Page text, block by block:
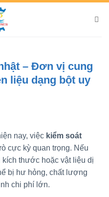
– Đơn vị cung
liệu dạng bột uy
nay, việc kiểm soát
cực kỳ quan trọng. Nếu
kích thước hoặc vật liệu dị
bị hư hỏng, chất lượng
chi phí lớn.